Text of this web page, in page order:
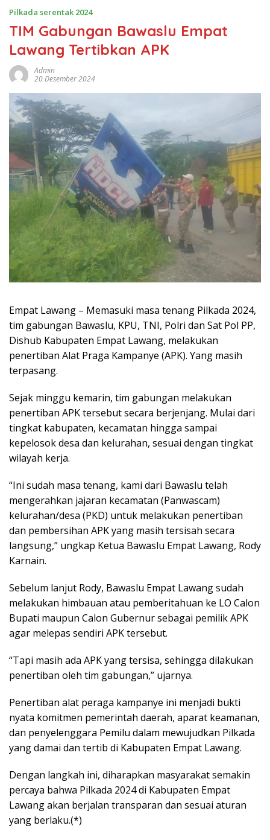
Pilkada serentak 2024
TIM Gabungan Bawaslu Empat
Lawang Tertibkan APK
Admin
20 Desember 2024
Empat Lawang – Memasuki masa tenang Pilkada 2024,
tim gabungan Bawaslu, KPU, TNI, Polri dan Sat Pol PP,
Dishub Kabupaten Empat Lawang, melakukan
penertiban Alat Praga Kampanye (APK). Yang masih
terpasang.
Sejak minggu kemarin, tim gabungan melakukan
penertiban APK tersebut secara berjenjang. Mulai dari
tingkat kabupaten, kecamatan hingga sampai
kepelosok desa dan kelurahan, sesuai dengan tingkat
wilayah kerja.
“Ini sudah masa tenang, kami dari Bawaslu telah
mengerahkan jajaran kecamatan (Panwascam)
kelurahan/desa (PKD) untuk melakukan penertiban
dan pembersihan APK yang masih tersisah secara
langsung,” ungkap Ketua Bawaslu Empat Lawang, Rody
Karnain.
Sebelum lanjut Rody, Bawaslu Empat Lawang sudah
melakukan himbauan atau pemberitahuan ke LO Calon
Bupati maupun Calon Gubernur sebagai pemilik APK
agar melepas sendiri APK tersebut.
“Tapi masih ada APK yang tersisa, sehingga dilakukan
penertiban oleh tim gabungan,” ujarnya.
Penertiban alat peraga kampanye ini menjadi bukti
nyata komitmen pemerintah daerah, aparat keamanan,
dan penyelenggara Pemilu dalam mewujudkan Pilkada
yang damai dan tertib di Kabupaten Empat Lawang.
Dengan langkah ini, diharapkan masyarakat semakin
percaya bahwa Pilkada 2024 di Kabupaten Empat
Lawang akan berjalan transparan dan sesuai aturan
yang berlaku.(*)